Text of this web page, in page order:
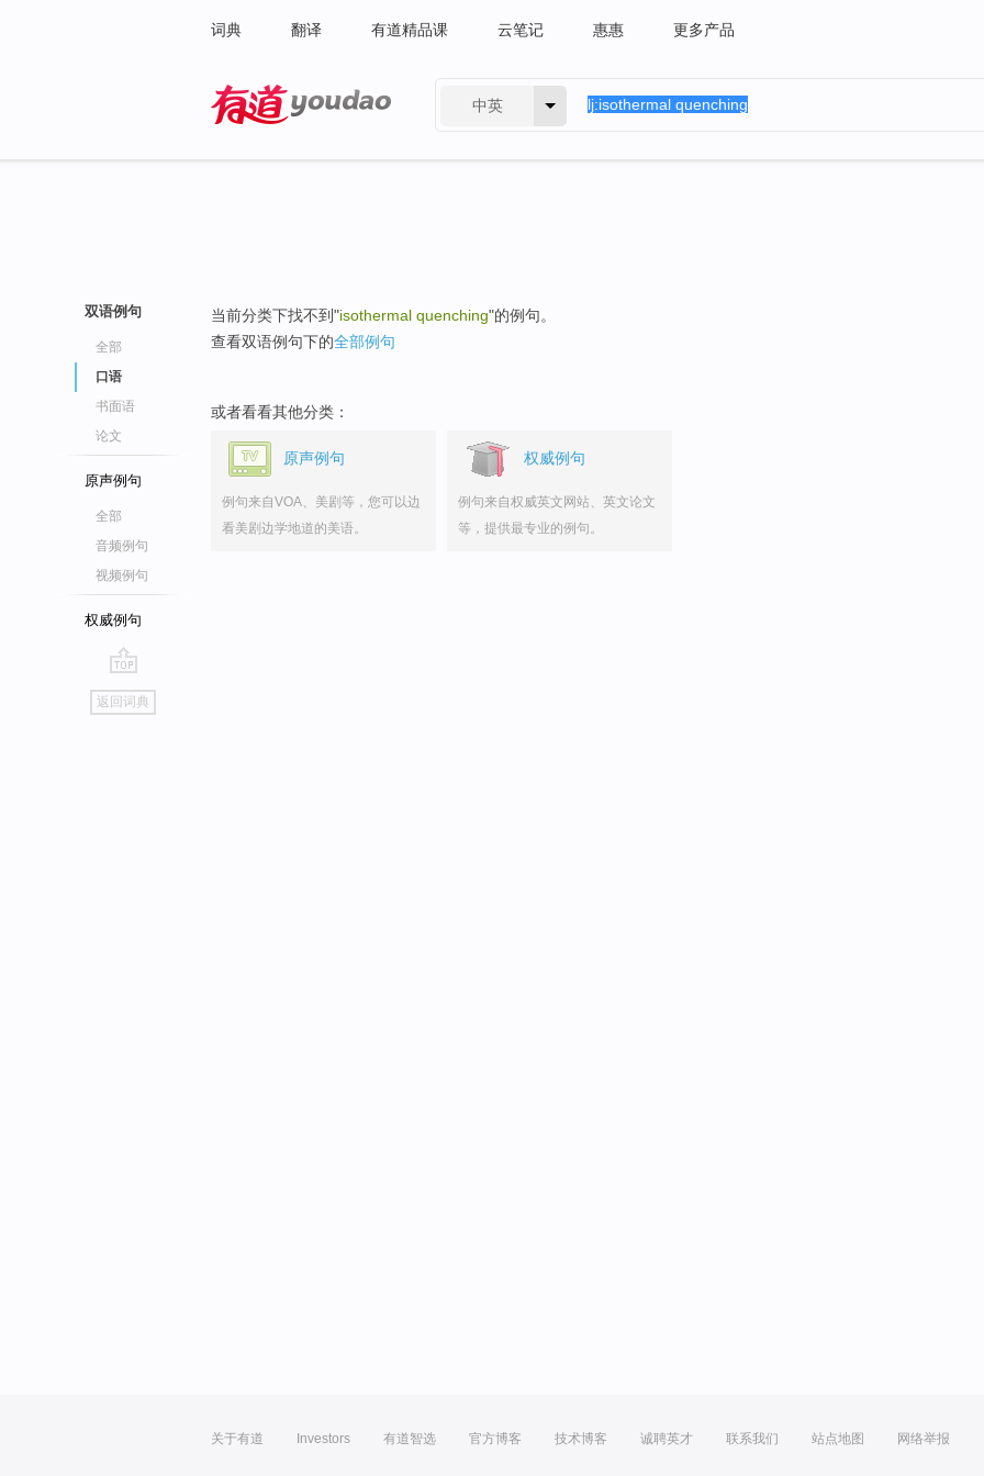
词典 翻译 有道精品课 云笔记 惠惠 更多产品
中英
双语例句
全部
口语
书面语
论文
原声例句
全部
音频例句
视频例句
权威例句
go
top
返回词典
当前分类下找不到"isothermal quenching"的例句。
查看双语例句下的全部例句
或者看看其他分类：
原声例句
例句来自VOA、美剧等，您可以边
看美剧边学地道的美语。
权威例句
例句来自权威英文网站、英文论文
等，提供最专业的例句。
关于有道 Investors 有道智选 官方博客 技术博客 诚聘英才 联系我们 站点地图 网络举报